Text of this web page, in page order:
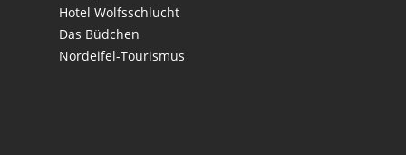
Hotel Wolfsschlucht
Das Büdchen
Nordeifel-Tourismus